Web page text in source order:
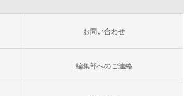
お問い合わせ
編集部へのご連絡